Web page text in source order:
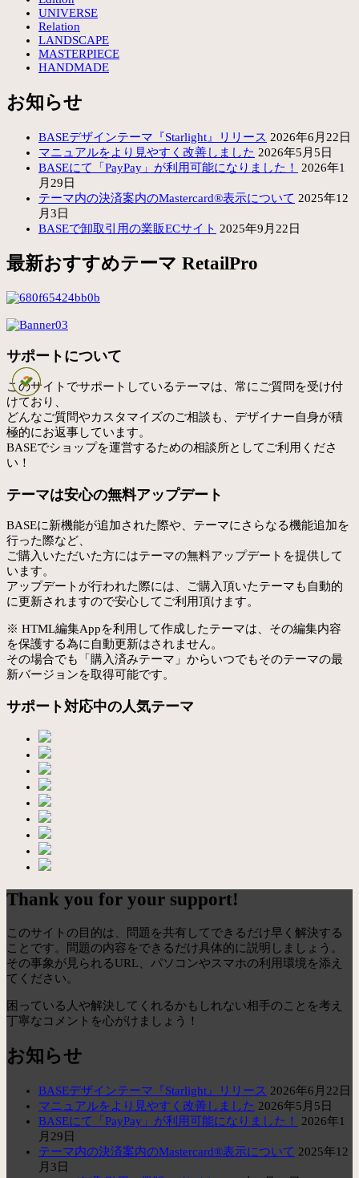
UNIVERSE
Relation
LANDSCAPE
MASTERPIECE
HANDMADE
お知らせ
BASEデザインテーマ『Starlight』リリース 2026年6月22日
マニュアルをより見やすく改善しました 2026年5月5日
BASEにて「PayPay」が利用可能になりました！
2026年1
月29日
テーマ内の決済案内のMastercard®表示について 2025年12
月3日
BASEで卸取引用の業販ECサイト 2025年9月22日
最新おすすめテーマ RetailPro
サポートについて
このサイトでサポートしているテーマは、常にご質問を受け付
けており、
どんなご質問やカスタマイズのご相談も、デザイナー自身が積
極的にお返事しています。
BASEでショップを運営するための相談所としてご利用くださ
い！
テーマは安心の無料アップデート
BASEに新機能が追加された際や、テーマにさらなる機能追加を
行った際など、
ご購入いただいた方にはテーマの無料アップデートを提供して
います。
アップデートが行われた際には、ご購入頂いたテーマも自動的
に更新されますので安心してご利用頂けます。
※ HTML編集Appを利用して作成したテーマは、その編集内容
を保護する為に自動更新はされません。
その場合でも「購入済みテーマ」からいつでもそのテーマの最
新バージョンを取得可能です。
サポート対応中の人気テーマ
Thank you for your support!
このサイトの目的は、問題を共有してできるだけ早く解決する
ことです。問題の内容をできるだけ具体的に説明しましょう。
その事象が見られるURL、パソコンやスマホの利用環境を添え
てください。
困っている人や解決してくれるかもしれない相手のことを考え
丁寧なコメントを心がけましょう！
お知らせ
BASEデザインテーマ『Starlight』リリース 2026年6月22日
マニュアルをより見やすく改善しました 2026年5月5日
BASEにて「PayPay」が利用可能になりました！
2026年1
月29日
テーマ内の決済案内のMastercard®表示について 2025年12
月3日